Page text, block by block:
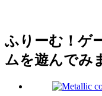
ふりーむ！ゲ
ムを遊んでみ